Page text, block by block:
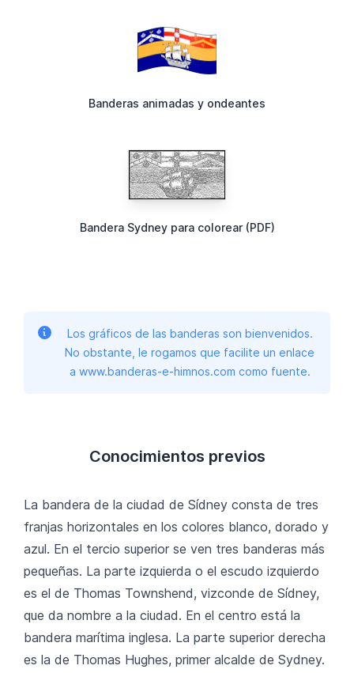
Banderas animadas y ondeantes
Bandera Sydney para colorear (PDF)
Los gráficos de las banderas son bienvenidos.
No obstante, le rogamos que facilite un enlace
a www.banderas-e-himnos.com como fuente.
Conocimientos previos
La bandera de la ciudad de Sídney consta de tres
franjas horizontales en los colores blanco, dorado y
azul. En el tercio superior se ven tres banderas más
pequeñas. La parte izquierda o el escudo izquierdo
es el de Thomas Townshend, vizconde de Sídney,
que da nombre a la ciudad. En el centro está la
bandera marítima inglesa. La parte superior derecha
es la de Thomas Hughes, primer alcalde de Sydney.